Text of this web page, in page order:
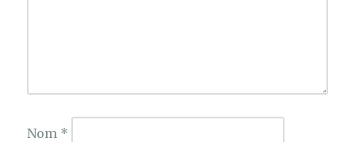
Nom *